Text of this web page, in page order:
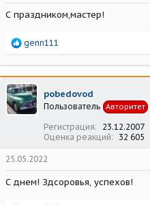
С праздником,мастер!
Р
а
к
ц
и
и
genn111
pobedovod
Пользователь Авторитет
Регистрация 23.12.2007
Оценка реакций
32 605
25.05.2022
С днем! Здсоровья, успехов!